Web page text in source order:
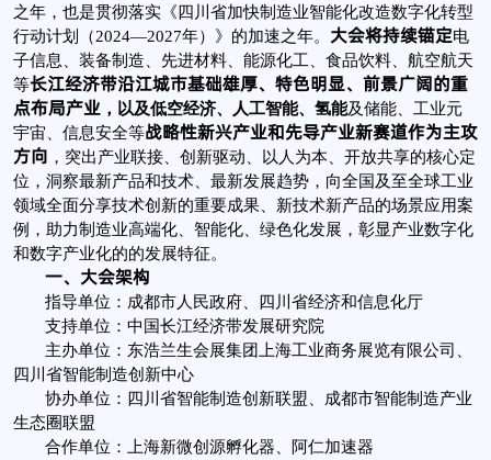
之年，也是贯彻落实《四川省加快制造业智能化改造数字化转型
行动计划（2024—2027年）》的加速之年。 大会将持续锚定电
子信息、装备制造、先进材料、能源化工、食品饮料、航空航天
等长江经济带沿江城市基础雄厚、特色明显、前景广阔的重
点布局产业 ，以及低空经济、人工智能、氢能及储能、工业元
宇宙、信息安全等战略性新兴产业和先导产业新赛道作为主攻
方向 ，突出产业联接、创新驱动、以人为本、开放共享的核心定
位，洞察最新产品和技术、最新发展趋势，向全国及至全球工业
领域全面分享技术创新的重要成果、新技术新产品的场景应用案
例，助力制造业高端化、智能化、绿色化发展，彰显产业数字化
和数字产业化的的发展特征。
一、大会架构
指导单位：成都市人民政府、四川省经济和信息化厅
支持单位：中国长江经济带发展研究院
主办单位：东浩兰生会展集团上海工业商务展览有限公司、
四川省智能制造创新中心
协办单位：四川省智能制造创新联盟、成都市智能制造产业
生态圈联盟
合作单位：上海新微创源孵化器、阿仁加速器